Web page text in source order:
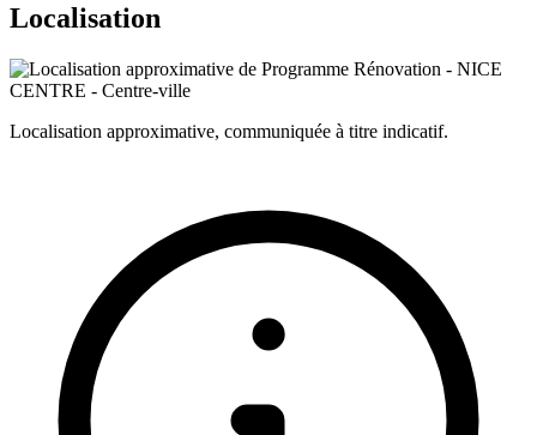
Localisation
Localisation approximative, communiquée à titre indicatif.